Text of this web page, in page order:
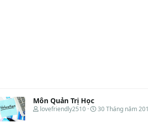
Môn Quản Trị Học
T
lovefriendly2510
N
30 Tháng năm